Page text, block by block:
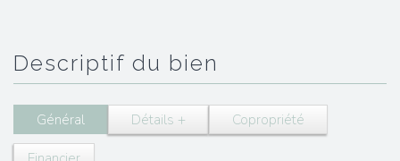
descriptif du bien
Général Détails + Copropriété